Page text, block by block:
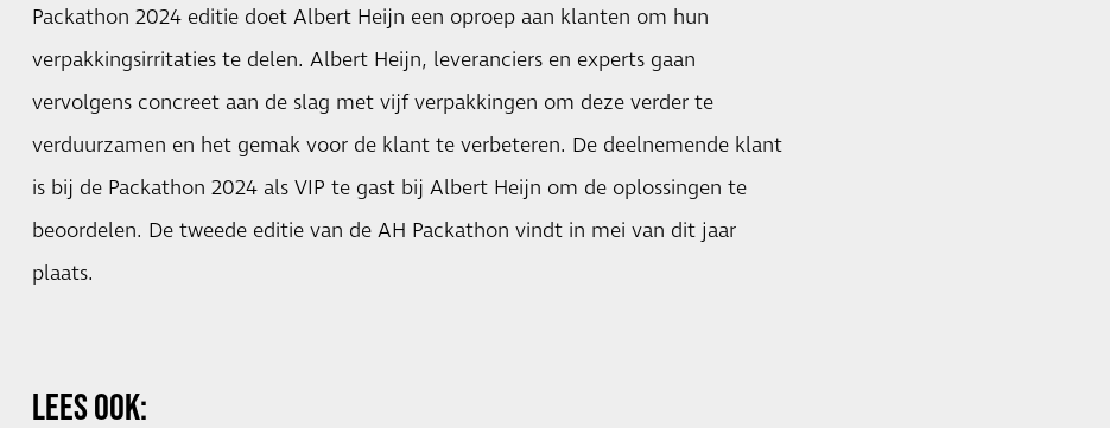
Packathon 2024 editie doet Albert Heijn een oproep aan klanten om hun
verpakkingsirritaties te delen. Albert Heijn, leveranciers en experts gaan
vervolgens concreet aan de slag met vijf verpakkingen om deze verder te
verduurzamen en het gemak voor de klant te verbeteren. De deelnemende klant
is bij de Packathon 2024 als VIP te gast bij Albert Heijn om de oplossingen te
beoordelen. De tweede editie van de AH Packathon vindt in mei van dit jaar
plaats.
LEES OOK: